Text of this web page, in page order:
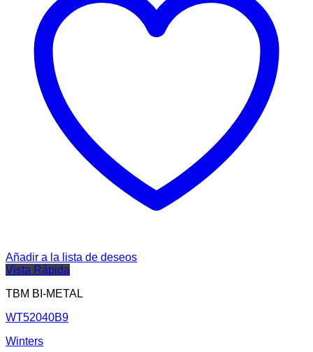
Añadir a la lista de deseos
Vista Rápida
TBM BI-METAL
WT52040B9
Winters